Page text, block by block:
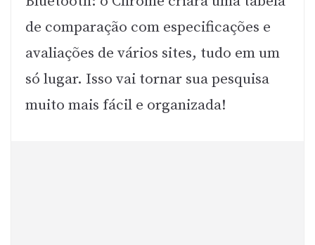
de comparação com especificações e
avaliações de vários sites, tudo em um
só lugar. Isso vai tornar sua pesquisa
muito mais fácil e organizada!